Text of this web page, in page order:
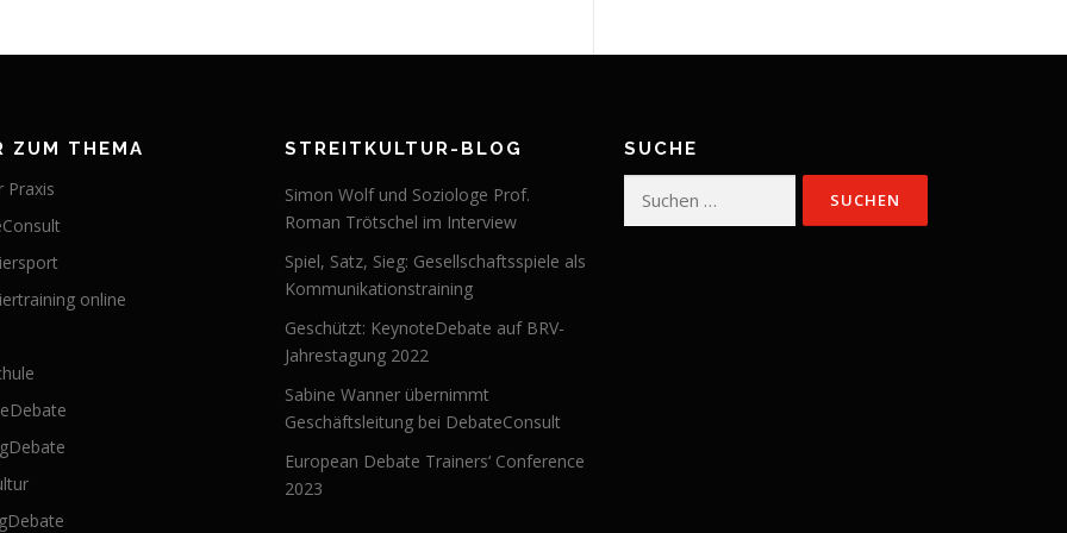
ZUM THEMA
Praxis
online
STREITKULTUR-BLOG
Simon Wolf und Soziologe Prof.
Roman Trötschel im Interview
Spiel, Satz, Sieg: Gesellschaftsspiele als
Kommunikationstraining
Geschützt: KeynoteDebate auf BRV-
Jahrestagung 2022
Sabine Wanner übernimmt
Geschäftsleitung bei DebateConsult
European Debate Trainers‘ Conference
2023
SUCHE
nach: